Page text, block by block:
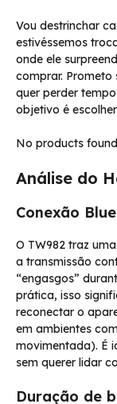
Vou destrinchar
estivéssemos
onde ele
comprar.
quer perder
objetivo é
No products
Análise do
Conexão
O TW982 traz
a transmissão
“engasgos”
prática, isso
reconectar o
em ambientes
movimentada). É
sem querer lidar
Duração de